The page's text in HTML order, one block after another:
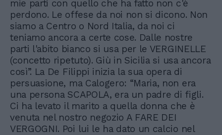
mie parti con quello che ha fatto non c'è
perdono. Le offese da noi non si dicono. Non
siamo a Centro o Nord Italia, da noi ci
teniamo ancora a certe cose. Dalle nostre
parti l'abito bianco si usa per le VERGINELLE
(concetto ripetuto). Giù in Sicilia si usa ancora
così”. La De Filippi inizia la sua opera di
persuasione, ma Calogero: “Maria, non era
una persona SCAPOLA, era un padre di figli.
Ci ha levato il marito a quella donna che è
venuta nel nostro negozio A FARE DEI
VERGOGNI. Poi lui le ha dato un calcio nel